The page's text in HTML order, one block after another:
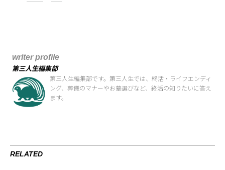
writer profile
第三人生編集部
第三人生編集部です。第三人生では、終活・ライフエンディ
ング、葬儀のマナーやお墓選びなど、終活の知りたいに答え
ます。
RELATED